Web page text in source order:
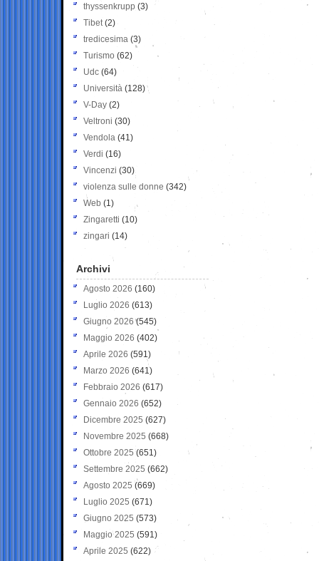
thyssenkrupp (3)
Tibet(2)
tredicesima (3)
Turismo (62)
Udc (64)
Università (128)
V-Day (2)
Veltroni (30)
Vendola (41)
Verdi (16)
Vincenzi (30)
violenza sulle donne (342)
Web (1)
Zingaretti (10)
zingari (14)
Archivi
Agosto 2026 (160)
Luglio 2026 (613)
Giugno 2026 (545)
Maggio 2026 (402)
Aprile 2026 (591)
Marzo 2026 (641)
Febbraio 2026 (617)
Gennaio 2026 (652)
Dicembre 2025 (627)
Novembre 2025 (668)
Ottobre 2025 (651)
Settembre 2025 (662)
Agosto 2025 (669)
Luglio 2025 (671)
Giugno 2025 (573)
Maggio 2025 (591)
Aprile 2025 (622)